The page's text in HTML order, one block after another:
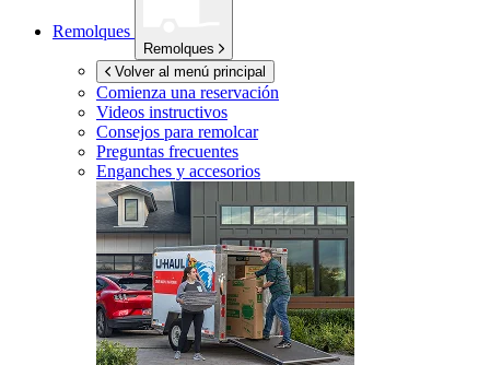
Remolques
Remolques
Volver al menú principal
Comienza una reservación
Videos instructivos
Consejos para remolcar
Preguntas frecuentes
Enganches y accesorios